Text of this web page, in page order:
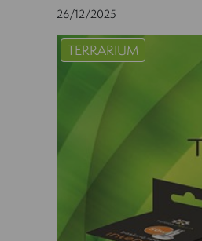
TERRARIUM
26/12/2025